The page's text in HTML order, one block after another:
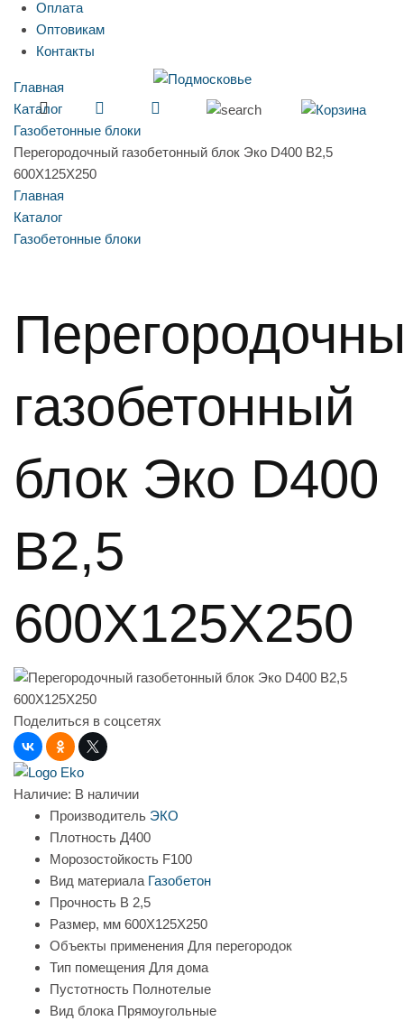
Оплата
Оптовикам
Контакты
Главная
Каталог
Газобетонные блоки
Перегородочный газобетонный блок Эко D400 B2,5
600X125X250
Главная
Каталог
Газобетонные блоки
газобетонный
блок Эко D400
B2,5
600X125X250
Поделиться в соцсетях
Наличие: В наличии
Производитель ЭКО
Плотность Д400
Морозостойкость F100
Вид материала Газобетон
Прочность B 2,5
Размер, мм 600X125X250
Объекты применения Для перегородок
Тип помещения Для дома
Пустотность Полнотелые
Вид блока Прямоугольные